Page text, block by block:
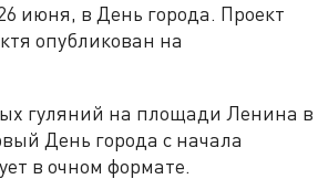
июня, в День города. Проект
опубликован на
гуляний на площади Ленина в
День города с начала
в очном формате.